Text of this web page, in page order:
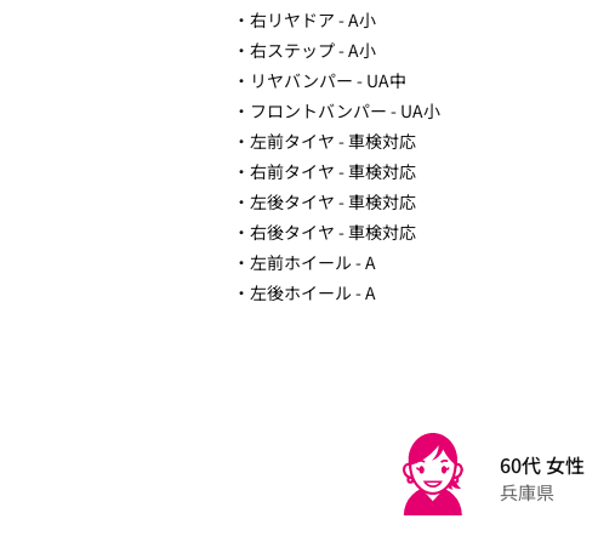
・右リヤドア - A小
・右ステップ - A小
・リヤバンパー - UA中
・フロントバンパー - UA小
・左前タイヤ - 車検対応
・右前タイヤ - 車検対応
・左後タイヤ - 車検対応
・右後タイヤ - 車検対応
・左前ホイール - A
・左後ホイール - A
60代 女性
兵庫県